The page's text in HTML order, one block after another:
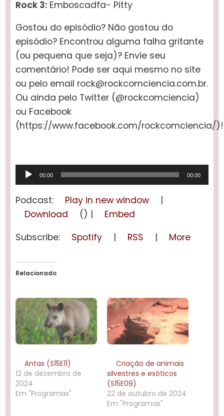
Rock 3: Emboscadfa- Pitty
Gostou do episódio? Não gostou do
episódio? Encontrou alguma falha gritante
(ou pequena que seja)? Envie seu
comentário! Pode ser aqui mesmo no site
ou pelo email rock@rockcomciencia.com.br.
Ou ainda pelo Twitter (@rockcomciencia)
ou Facebook
(https://www.facebook.com/rockcomciencia/)!
Tocador
de
áudio
00:00 00:00
Podcast: Play in new window
|
Download
() |
Embed
Subscribe:
Spotify | RSS | More
Relacionado
Antas (S15E11)
12 de dezembro de
2024
Em "Programas"
Criação de animais
silvestres e exóticos
(S15E09)
22 de outubro de 2024
Em "Programas"